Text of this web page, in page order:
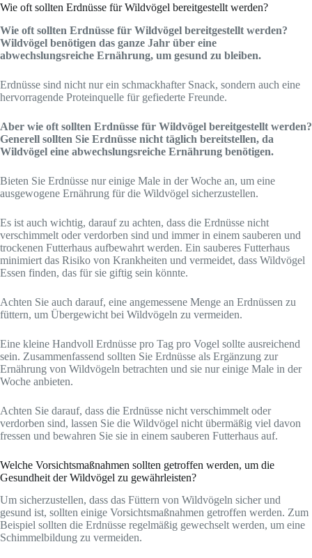
Wie oft sollten Erdnüsse für Wildvögel bereitgestellt werden?
Wie oft sollten Erdnüsse für Wildvögel bereitgestellt werden?
Wildvögel benötigen das ganze Jahr über eine
abwechslungsreiche Ernährung, um gesund zu bleiben.
Erdnüsse sind nicht nur ein schmackhafter Snack, sondern auch eine
hervorragende Proteinquelle für gefiederte Freunde.
Aber wie oft sollten Erdnüsse für Wildvögel bereitgestellt werden?
Generell sollten Sie Erdnüsse nicht täglich bereitstellen, da
Wildvögel eine abwechslungsreiche Ernährung benötigen.
Bieten Sie Erdnüsse nur einige Male in der Woche an, um eine
ausgewogene Ernährung für die Wildvögel sicherzustellen.
Es ist auch wichtig, darauf zu achten, dass die Erdnüsse nicht
verschimmelt oder verdorben sind und immer in einem sauberen und
trockenen Futterhaus aufbewahrt werden. Ein sauberes Futterhaus
minimiert das Risiko von Krankheiten und vermeidet, dass Wildvögel
Essen finden, das für sie giftig sein könnte.
Achten Sie auch darauf, eine angemessene Menge an Erdnüssen zu
füttern, um Übergewicht bei Wildvögeln zu vermeiden.
Eine kleine Handvoll Erdnüsse pro Tag pro Vogel sollte ausreichend
sein. Zusammenfassend sollten Sie Erdnüsse als Ergänzung zur
Ernährung von Wildvögeln betrachten und sie nur einige Male in der
Woche anbieten.
Achten Sie darauf, dass die Erdnüsse nicht verschimmelt oder
verdorben sind, lassen Sie die Wildvögel nicht übermäßig viel davon
fressen und bewahren Sie sie in einem sauberen Futterhaus auf.
Welche Vorsichtsmaßnahmen sollten getroffen werden, um die
Gesundheit der Wildvögel zu gewährleisten?
Um sicherzustellen, dass das Füttern von Wildvögeln sicher und
gesund ist, sollten einige Vorsichtsmaßnahmen getroffen werden. Zum
Beispiel sollten die Erdnüsse regelmäßig gewechselt werden, um eine
Schimmelbildung zu vermeiden.